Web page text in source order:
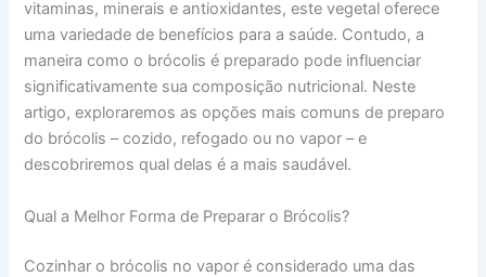
vitaminas, minerais e antioxidantes, este vegetal oferece
uma variedade de benefícios para a saúde. Contudo, a
maneira como o brócolis é preparado pode influenciar
significativamente sua composição nutricional. Neste
artigo, exploraremos as opções mais comuns de preparo
do brócolis – cozido, refogado ou no vapor – e
descobriremos qual delas é a mais saudável.
Qual a Melhor Forma de Preparar o Brócolis?
Cozinhar o brócolis no vapor é considerado uma das